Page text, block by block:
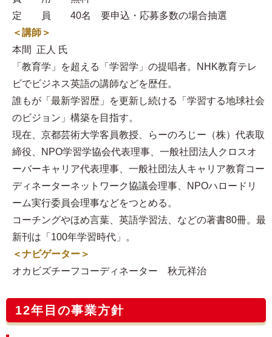
定 員 40名 要申込・応募多数の場合抽選
＜講師＞
本間 正人 氏
「教育学」を超える「学習学」の提唱者。NHK教育テレ
ビでビジネス英語の講師などを歴任。
誰もが「最新学習歴」を更新し続ける「学習する地球社会
のビジョン」構築を目指す。
現在、京都芸術大学客員教授、らーのろじー（株）代表取
締役、NPO学習学協会代表理事、一般社団法人クロスオ
ーバーキャリア代表理事、一般社団法人キャリア教育コー
ディネーターネットワーク協議会理事、NPOハロードリ
ーム実行委員会理事などをつとめる。
コーチングやほめ言葉、英語学習法、などの著書80冊。最
新刊は「100年学習時代」。
＜ナビゲーター＞
オカビズチーフコーディネーター 秋元祥治
12年目の事業方針